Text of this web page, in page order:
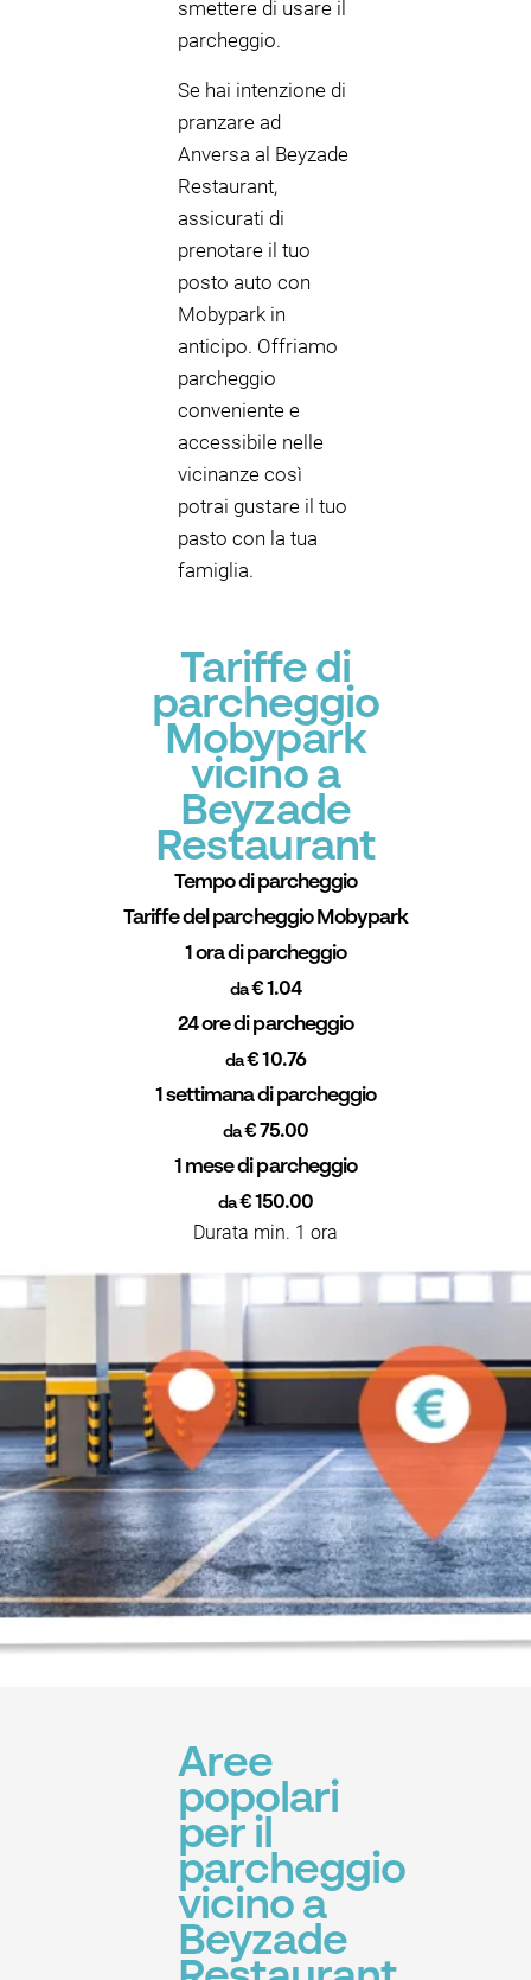
smettere di usare il
parcheggio.
Se hai intenzione di
pranzare ad
Anversa al Beyzade
Restaurant,
assicurati di
prenotare il tuo
posto auto con
Mobypark in
anticipo. Offriamo
parcheggio
conveniente e
accessibile nelle
vicinanze così
potrai gustare il tuo
pasto con la tua
famiglia.
Tariffe di
parcheggio
Mobypark
vicino a
Beyzade
Restaurant
Tempo di parcheggio
Tariffe del parcheggio Mobypark
1 ora di parcheggio
da€ 1.04
24 ore di parcheggio
da€ 10.76
1 settimana di parcheggio
da€ 75.00
1 mese di parcheggio
da€ 150.00
Durata min. 1 ora
Aree
popolari
per il
parcheggio
vicino a
Beyzade